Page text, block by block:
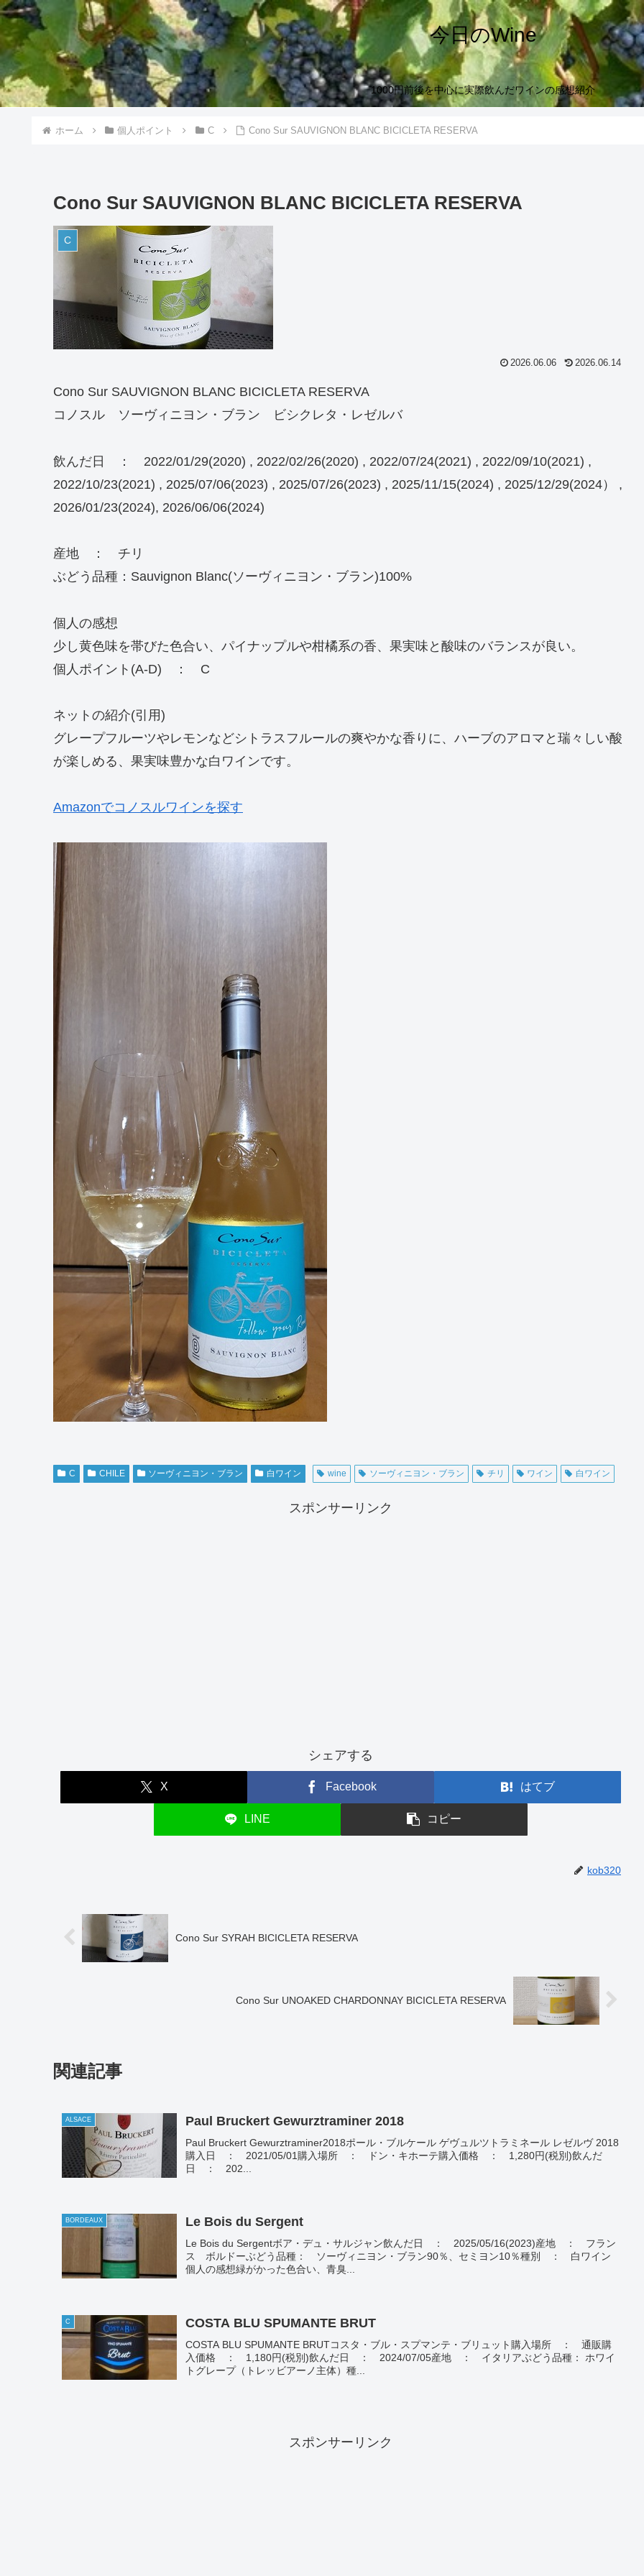
今日のWine
1000円前後を中心に実際飲んだワインの感想紹介
ホーム 個人ポイント C Cono Sur SAUVIGNON BLANC BICICLETA RESERVA
Cono Sur SAUVIGNON BLANC BICICLETA RESERVA
C
2026.06.06 2026.06.14
Cono Sur SAUVIGNON BLANC BICICLETA RESERVA
コノスル ソーヴィニヨン・ブラン ビシクレタ・レゼルバ
飲んだ日 ： 2022/01/29(2020) , 2022/02/26(2020) , 2022/07/24(2021) , 2022/09/10(2021) ,
2022/10/23(2021) , 2025/07/06(2023) , 2025/07/26(2023) , 2025/11/15(2024) , 2025/12/29(2024） ,
2026/01/23(2024), 2026/06/06(2024)
産地 ： チリ
ぶどう品種：Sauvignon Blanc(ソーヴィニヨン・ブラン)100%
個人の感想
少し黄色味を帯びた色合い、パイナップルや柑橘系の香、果実味と酸味のバランスが良い。
個人ポイント(A-D) ： C
ネットの紹介(引用)
グレープフルーツやレモンなどシトラスフルールの爽やかな香りに、ハーブのアロマと瑞々しい酸
が楽しめる、果実味豊かな白ワインです。
Amazonでコノスルワインを探す
C CHILE ソーヴィニヨン・ブラン 白ワイン wine ソーヴィニヨン・ブラン チリ ワイン 白ワイン
スポンサーリンク
シェアする
X Facebook はてブ
LINE コピー
kob320
Cono Sur SYRAH BICICLETA RESERVA
Cono Sur UNOAKED CHARDONNAY BICICLETA RESERVA
関連記事
ALSACE Paul Bruckert Gewurztraminer 2018
Paul Bruckert Gewurztraminer2018ポール・ブルケール ゲヴュルツトラミネール レゼルヴ 2018
購入日 ： 2021/05/01購入場所 ： ドン・キホーテ購入価格 ： 1,280円(税別)飲んだ
日 ： 202...
BORDEAUX Le Bois du Sergent
Le Bois du Sergentボア・デュ・サルジャン飲んだ日 ： 2025/05/16(2023)産地 ： フラン
ス ボルドーぶどう品種： ソーヴィニヨン・ブラン90％、セミヨン10％種別 ： 白ワイン
個人の感想緑がかった色合い、青臭...
C COSTA BLU SPUMANTE BRUT
COSTA BLU SPUMANTE BRUTコスタ・ブル・スプマンテ・ブリュット購入場所 ： 通販購
入価格 ： 1,180円(税別)飲んだ日 ： 2024/07/05産地 ： イタリアぶどう品種： ホワイ
トグレープ（トレッビアーノ主体）種...
スポンサーリンク